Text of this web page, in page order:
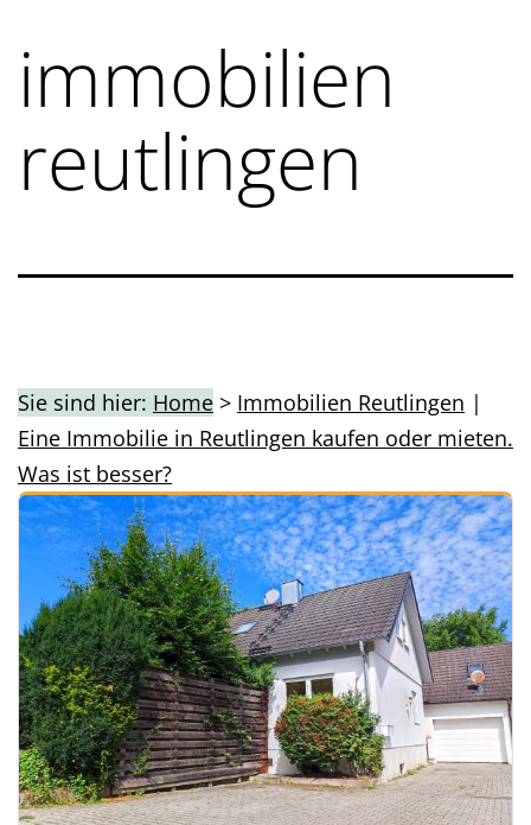
immobilien
reutlingen
Sie sind hier: Home > Immobilien Reutlingen |
Eine Immobilie in Reutlingen kaufen oder mieten.
Was ist besser?